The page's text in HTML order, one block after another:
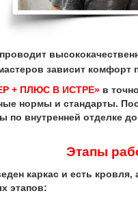
зависит
+ ПЛЮС В ИСТРЕ» в
нормы и стандарты.
внутренней отделке
Этапы
каркас и есть кровля,
этапов: